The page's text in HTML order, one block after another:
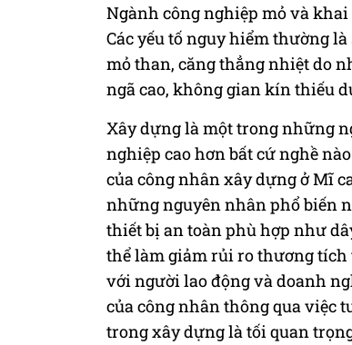
Ngành công nghiệp mỏ và
Các yếu tố nguy hiểm thường
mỏ than, căng thẳng nhiệt do
ngã cao, không gian kín thiếu
Xây dựng là một trong những
nghiệp cao hơn bất cứ nghề
của công nhân xây dựng ở Mĩ
những nguyên nhân phổ biến
thiết bị an toàn phù hợp như
thể làm giảm rủi ro thương tích
với người lao động và doanh
của công nhân thông qua việc
trong xây dựng là tối quan